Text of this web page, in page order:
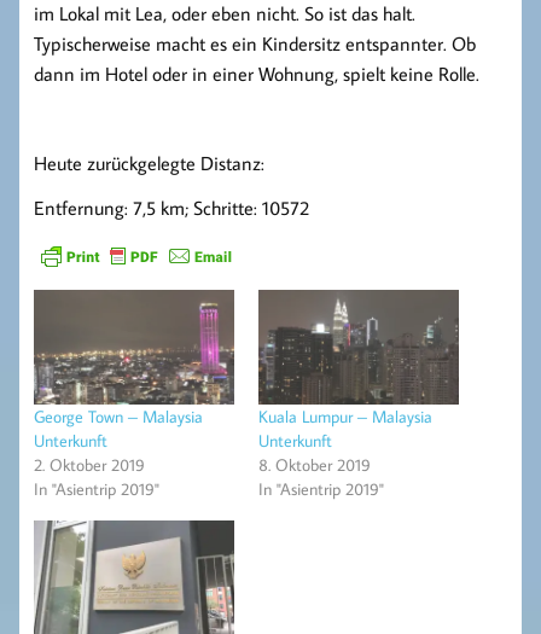
im Lokal mit Lea, oder eben nicht. So ist das halt.
Typischerweise macht es ein Kindersitz entspannter. Ob
dann im Hotel oder in einer Wohnung, spielt keine Rolle.
Heute zurückgelegte Distanz:
Entfernung: 7,5 km; Schritte: 10572
George Town – Malaysia
Unterkunft
2. Oktober 2019
In "Asientrip 2019"
Kuala Lumpur – Malaysia
Unterkunft
8. Oktober 2019
In "Asientrip 2019"